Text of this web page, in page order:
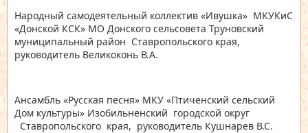
Народный самодеятельный коллектив «Ивушка» МКУКиС
«Донской КСК» МО Донского сельсовета Труновский
муниципальный район Ставропольского края,
руководитель Великоконь В.А.
Ансамбль «Русская песня» МКУ «Птиченский сельский
Дом культуры» Изобильненский городской округ
Ставропольского края, руководитель Кушнарев В.С.